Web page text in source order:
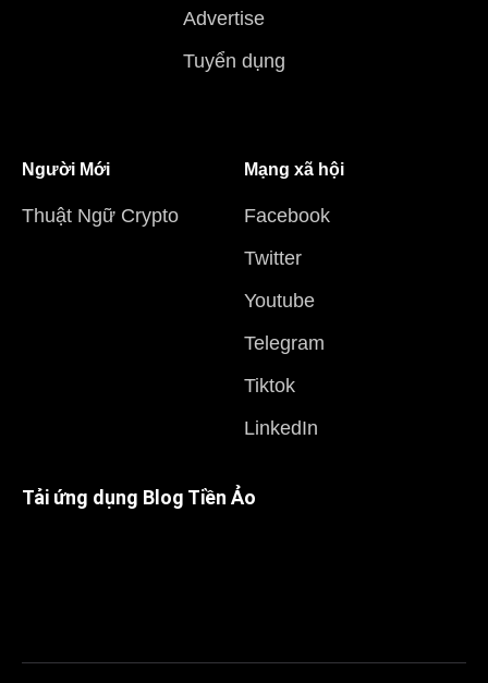
Advertise
Tuyển dụng
Người Mới
Thuật Ngữ Crypto
Mạng xã hội
Facebook
Twitter
Youtube
Telegram
Tiktok
LinkedIn
Tải ứng dụng Blog Tiền Ảo